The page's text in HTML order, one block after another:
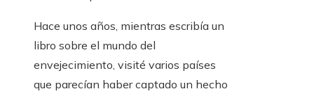
Hace unos años, mientras escribía un
libro sobre el mundo del
envejecimiento, visité varios países
que parecían haber captado un hecho